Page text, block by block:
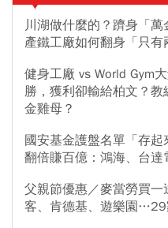
川湖做什麼的？躋身「
產鐵工廠如何翻身「只有
健身工廠 vs World Gym
勝，獲利卻輸給柏文？
金雞母？
國安基金護盤名單「存
翻倍賺百億：鴻海、台
父親節優惠／麥當勞買
客、肯德基、遊樂園